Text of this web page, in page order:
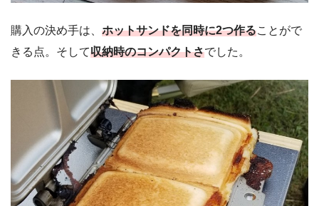
購入の決め手は、 ホットサンドを同時に2つ作ることがで
きる点。そして収納時のコンパクトさでした。